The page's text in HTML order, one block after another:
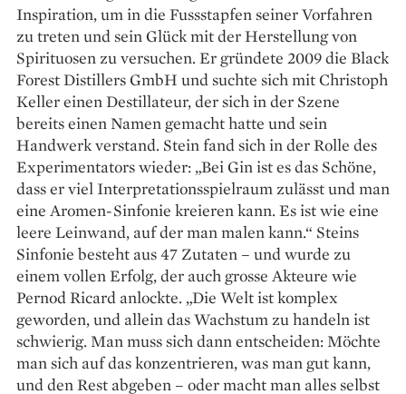
Inspiration, um in die Fussstapfen seiner Vorfahren
zu treten und sein Glück mit der Herstellung von
Spirituosen zu versuchen. Er gründete 2009 die Black
Forest Distillers GmbH und suchte sich mit Christoph
Keller einen Destillateur, der sich in der Szene
bereits einen Namen gemacht ­hatte und sein
Handwerk verstand. Stein fand sich in der Rolle des
Experimentators wieder: „Bei Gin ist es das Schöne,
dass er viel Interpretationsspielraum zulässt und man
eine Aromen-Sinfonie kreieren kann. Es ist wie eine
leere Leinwand, auf der man malen kann.“ Steins
Sinfonie besteht aus 47 Zutaten – und wurde zu
einem vollen Erfolg, der auch grosse Akteure wie
Pernod Ricard anlockte. „Die Welt ist komplex
geworden, und allein das Wachstum zu handeln ist
schwierig. Man muss sich dann entscheiden: Möchte
man sich auf das konzentrieren, was man gut kann,
und den Rest ­abgeben – oder macht man alles selbst